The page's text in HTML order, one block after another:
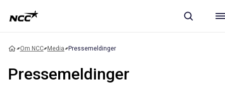
Om NCC Media Pressemeldinger
Pressemeldinger